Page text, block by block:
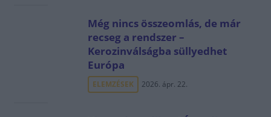
Még nincs összeomlás, de már
recseg a rendszer –
Kerozinválságba süllyedhet
Európa
ELEMZÉSEK 2026. ápr. 22.